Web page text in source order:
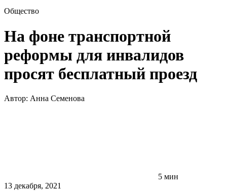
Общество
На фоне транспортной
реформы для инвалидов
просят бесплатный проезд
Автор: Анна Семенова
5 мин
13 декабря, 2021